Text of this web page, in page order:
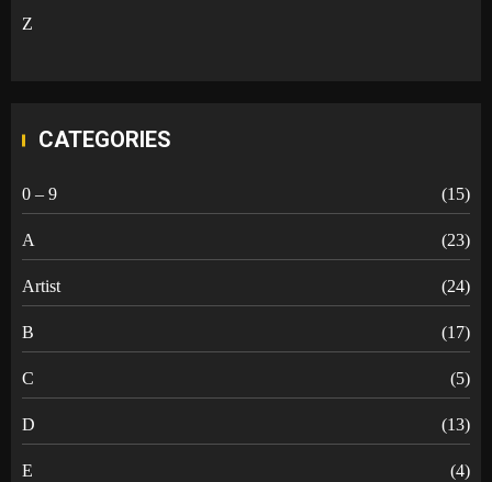
Z
CATEGORIES
0 – 9 (15)
A (23)
Artist (24)
B (17)
C (5)
D (13)
E (4)